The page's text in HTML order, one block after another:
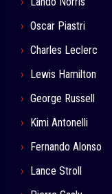
Oscar Piastri
Charles Leclerc
Lewis Hamilton
George Russell
Kimi Antonelli
Fernando Alonso
Lance Stroll